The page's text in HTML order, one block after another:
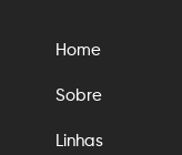
Home
Sobre
Linhas